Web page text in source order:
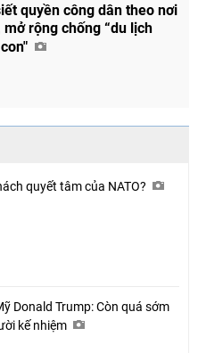
quyền công dân theo nơi
mở rộng chống “du lịch
quyết tâm của NATO?
Donald Trump: Còn quá sớm
kế nhiệm